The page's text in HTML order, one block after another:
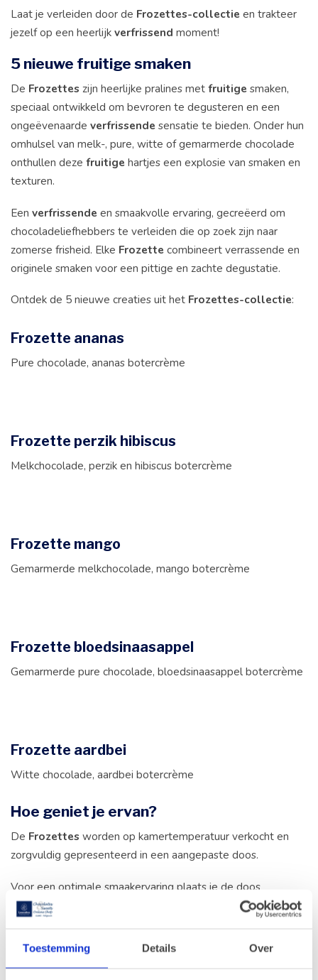
Toestemming Details Over
Laat je verleiden door de Frozettes-collectieen trakteer
jezelf op een heerlijkverfrissend moment!
5 nieuwe fruitige smaken
De Frozettes zijn heerlijke pralines metfruitigesmaken,
speciaal ontwikkeld om bevroren te degusteren en een
ongeëvenaarde verfrissendesensatie te bieden. Onder hun
omhulsel van melk-, pure, witte of gemarmerde chocolade
onthullen deze fruitigehartjes een explosie van smaken en
texturen.
Een verfrissendeen smaakvolle ervaring, gecreëerd om
chocoladeliefhebbers te verleiden die op zoek zijn naar
zomerse frisheid. Elke Frozettecombineert verrassende en
originele smaken voor een pittige en zachte degustatie.
Ontdek de 5 nieuwe creaties uit het Frozettes-collectie:
Frozette ananas
Pure chocolade, ananas botercrème
Frozette perzik hibiscus
Melkchocolade, perzik en hibiscus botercrème
Frozette mango
Gemarmerde melkchocolade, mango botercrème
Frozette bloedsinaasappel
Gemarmerde pure chocolade, bloedsinaasappel botercrème
Frozette aardbei
Witte chocolade, aardbei botercrème
Hoe geniet je ervan?
De Frozettes worden op kamertemperatuur verkocht en
zorgvuldig gepresenteerd in een aangepaste doos.
Voor een optimale smaakervaring plaats je de doos
metFrozettes minstens één uur (of langer) in de
vóór het genieten. Haal ze vervolgens uit
dediepvriezer
en proef ze meteen, om volop te genieten